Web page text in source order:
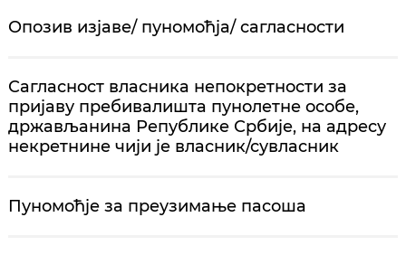
Опозив изјаве/ пуномоћја/ сагласности
Сагласност власника непокретности за
пријаву пребивалишта пунолетне особе,
држављанина Републике Србије, на адресу
некретнине чији је власник/сувласник
Пуномоћје за преузимање пасоша